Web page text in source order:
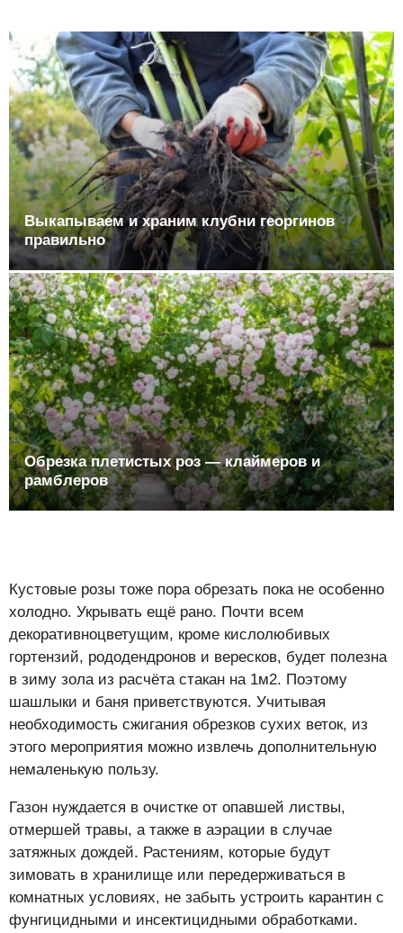
Выкапываем и храним клубни георгинов
правильно
Обрезка плетистых роз — клаймеров и
рамблеров
Кустовые розы тоже пора обрезать пока не особенно
холодно. Укрывать ещё рано. Почти всем
декоративноцветущим, кроме кислолюбивых
гортензий, рододендронов и вересков, будет полезна
в зиму зола из расчёта стакан на 1м2. Поэтому
шашлыки и баня приветствуются. Учитывая
необходимость сжигания обрезков сухих веток, из
этого мероприятия можно извлечь дополнительную
немаленькую пользу.
Газон нуждается в очистке от опавшей листвы,
отмершей травы, а также в аэрации в случае
затяжных дождей. Растениям, которые будут
зимовать в хранилище или передерживаться в
комнатных условиях, не забыть устроить карантин с
фунгицидными и инсектицидными обработками.